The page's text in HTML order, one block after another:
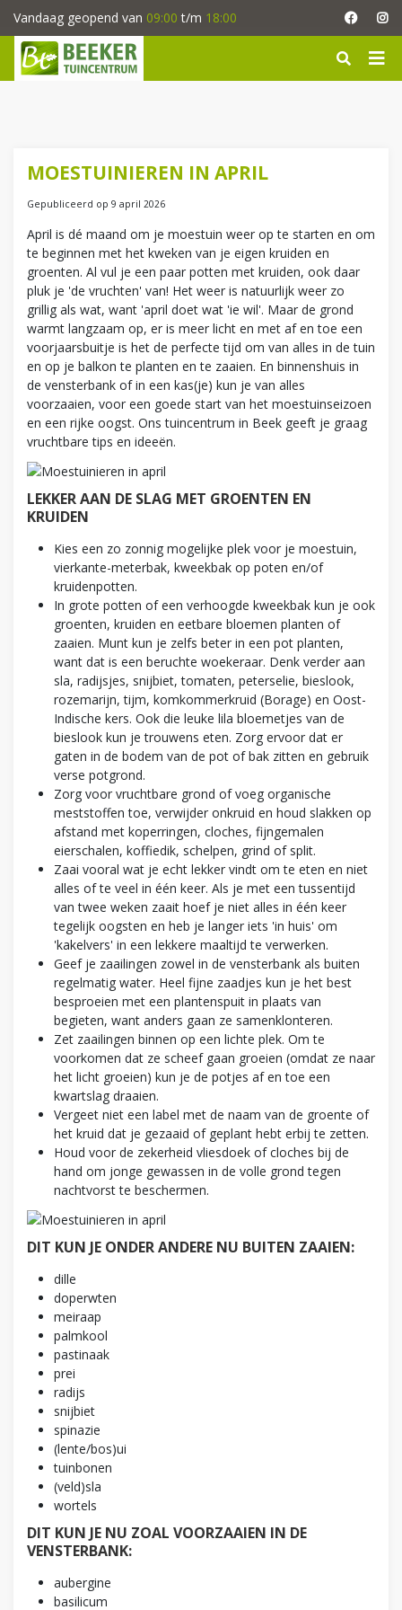
a
Vandaag geopend van 09:00 t/m 18:00
MOESTUINIEREN IN APRIL
Gepubliceerd op 9 april 2026
April is dé maand om je moestuin weer op te starten en om
te beginnen met het kweken van je eigen kruiden en
groenten. Al vul je een paar potten met kruiden, ook daar
pluk je 'de vruchten' van! Het weer is natuurlijk weer zo
grillig als wat, want 'april doet wat 'ie wil'. Maar de grond
warmt langzaam op, er is meer licht en met af en toe een
voorjaarsbuitje is het de perfecte tijd om van alles in de tuin
en op je balkon te planten en te zaaien. En binnenshuis in
de vensterbank of in een kas(je) kun je van alles
voorzaaien, voor een goede start van het moestuinseizoen
en een rijke oogst. Ons tuincentrum in Beek geeft je graag
vruchtbare tips en ideeën.
LEKKER AAN DE SLAG MET GROENTEN EN
KRUIDEN
Kies een zo zonnig mogelijke plek voor je moestuin,
vierkante-meterbak, kweekbak op poten en/of
kruidenpotten.
In grote potten of een verhoogde kweekbak kun je ook
groenten, kruiden en eetbare bloemen planten of
zaaien. Munt kun je zelfs beter in een pot planten,
want dat is een beruchte woekeraar. Denk verder aan
sla, radijsjes, snijbiet, tomaten, peterselie, bieslook,
rozemarijn, tijm, komkommerkruid (Borage) en Oost-
Indische kers. Ook die leuke lila bloemetjes van de
bieslook kun je trouwens eten. Zorg ervoor dat er
gaten in de bodem van de pot of bak zitten en gebruik
verse potgrond.
Zorg voor vruchtbare grond of voeg organische
meststoffen toe, verwijder onkruid en houd slakken op
afstand met koperringen, cloches, fijngemalen
eierschalen, koffiedik, schelpen, grind of split.
Zaai vooral wat je echt lekker vindt om te eten en niet
alles of te veel in één keer. Als je met een tussentijd
van twee weken zaait hoef je niet alles in één keer
tegelijk oogsten en heb je langer iets 'in huis' om
'kakelvers' in een lekkere maaltijd te verwerken.
Geef je zaailingen zowel in de vensterbank als buiten
regelmatig water. Heel fijne zaadjes kun je het best
besproeien met een plantenspuit in plaats van
begieten, want anders gaan ze samenklonteren.
Zet zaailingen binnen op een lichte plek. Om te
voorkomen dat ze scheef gaan groeien (omdat ze naar
het licht groeien) kun je de potjes af en toe een
kwartslag draaien.
Vergeet niet een label met de naam van de groente of
het kruid dat je gezaaid of geplant hebt erbij te zetten.
Houd voor de zekerheid vliesdoek of cloches bij de
hand om jonge gewassen in de volle grond tegen
nachtvorst te beschermen.
DIT KUN JE ONDER ANDERE NU BUITEN ZAAIEN:
dille
doperwten
meiraap
palmkool
pastinaak
prei
radijs
snijbiet
spinazie
(lente/bos)ui
tuinbonen
(veld)sla
wortels
DIT KUN JE NU ZOAL VOORZAAIEN IN DE
VENSTERBANK:
aubergine
basilicum